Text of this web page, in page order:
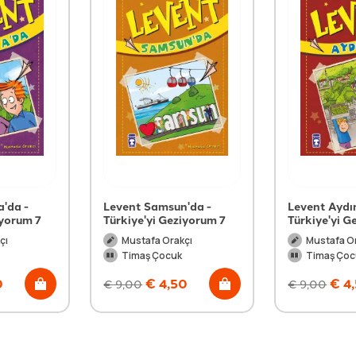
-
7
Levent Samsun'da -
Türkiye'yi Geziyorum 7
Mustafa Orakçı
Timaş Çocuk
€9,00 € 4,50
Levent
Türkiye'yi
Mustafa
Timaş
€9,00 €